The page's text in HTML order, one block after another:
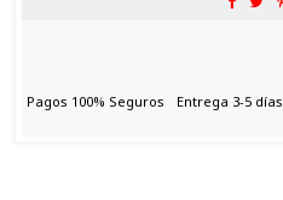
Pagos 100% Seguros Entrega 3-5 días